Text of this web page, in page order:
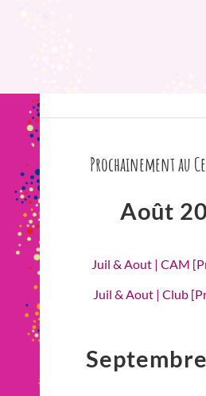
Prochainement au
Août
Juil & Aout | CAM
Juil & Aout | Club